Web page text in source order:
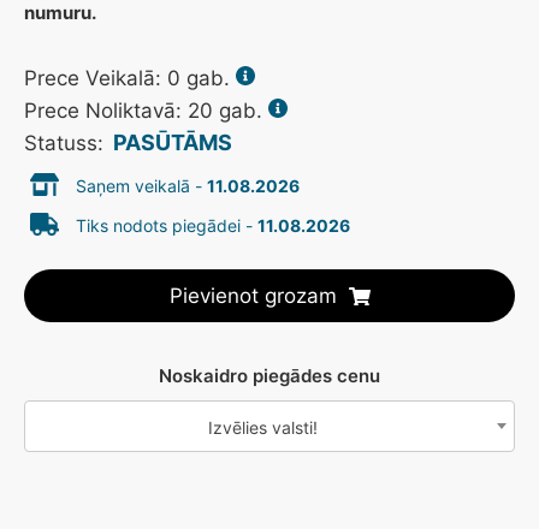
numuru.
Prece Veikalā: 0 gab.
Prece Noliktavā: 20 gab.
Statuss: PASŪTĀMS
Saņem veikalā - 11.08.2026
Tiks nodots piegādei - 11.08.2026
Pievienot grozam
Noskaidro piegādes cenu
Izvēlies valsti!